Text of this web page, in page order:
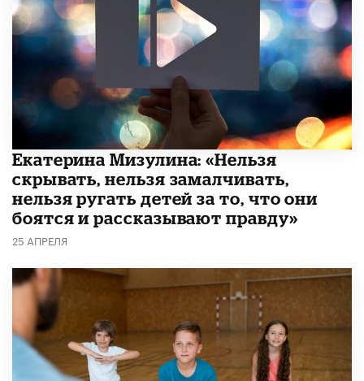
Екатерина Мизулина: «Нельзя
скрывать, нельзя замалчивать,
нельзя ругать детей за то, что они
боятся и рассказывают правду»
25 АПРЕЛЯ